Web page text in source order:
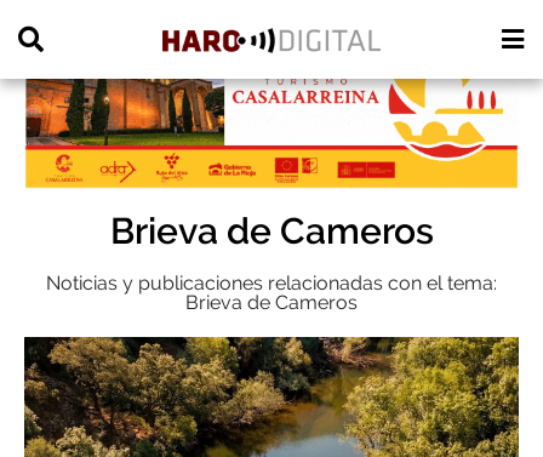
Brieva de Cameros
Noticias y publicaciones relacionadas con el tema:
Brieva de Cameros